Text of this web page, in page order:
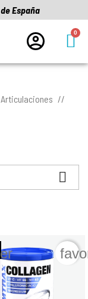
España
Articulaciones
